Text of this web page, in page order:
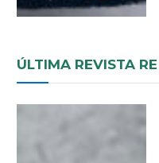
ÚLTIMA REVISTA RE